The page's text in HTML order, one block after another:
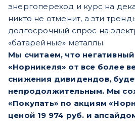
энергопереход и курс на
никто не отменит, а эти
долгосрочный спрос на
«батарейные» металлы.
Мы считаем, что
«Норникеля» от все более
снижения дивидендов,
непродолжительным. Мы
«Покупать» по акциям
ценой 19 974 руб. и